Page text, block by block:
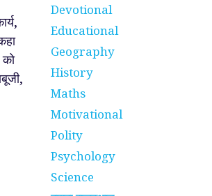
Devotional
Educational
Geography
History
Maths
Motivational
Polity
Psychology
Science